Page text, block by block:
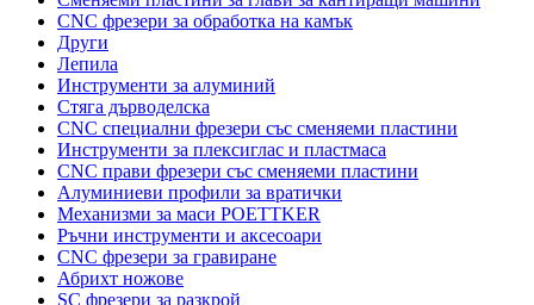
CNC фрезери за обработка на камък
Други
Лепила
Инструменти за алуминий
Стяга дърводелска
CNC специални фрезери със сменяеми пластини
Инструменти за плексиглас и пластмаса
CNC прави фрезери със сменяеми пластини
Алуминиеви профили за вратички
Механизми за маси POETTKER
Ръчни инструменти и аксесоари
CNC фрезери за гравиране
Абрихт ножове
SC фрезери за разкрой